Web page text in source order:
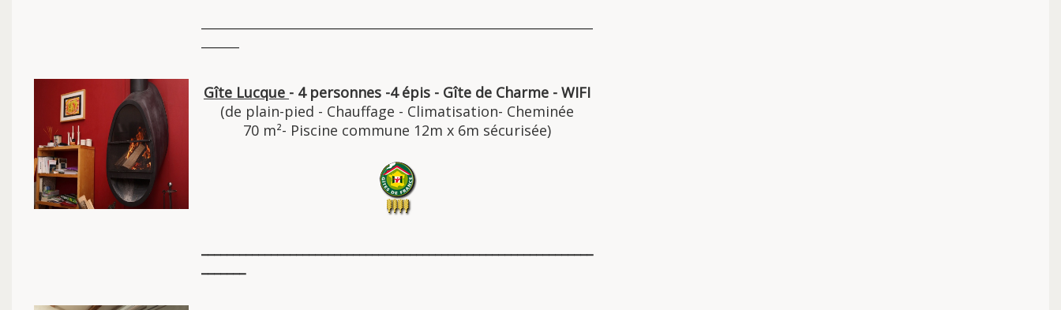
Gîte Lucque - 4 personnes -4 épis - Gîte de Charme - WIFI
(de plain-pied - Chauffage - Climatisation- Cheminée
70 m²- Piscine commune 12m x 6m sécurisée)